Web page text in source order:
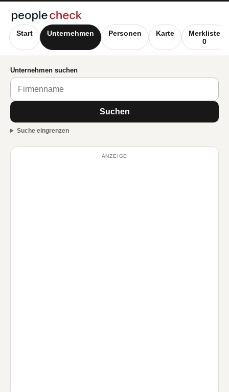
Start Unternehmen Personen Karte
Merkliste
0
Unternehmen suchen
Suchen
Suche eingrenzen
ANZEIGE